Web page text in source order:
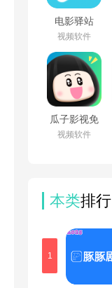
电影驿站
app官方最
新版本免费
下载v2.0.0
视频软件
瓜子影视免
费下载2026
官方最新版
视频软件
本类排行
1